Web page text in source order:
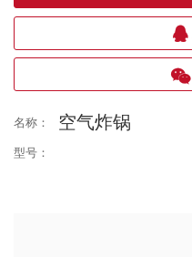
名称： 空气炸锅
型号：